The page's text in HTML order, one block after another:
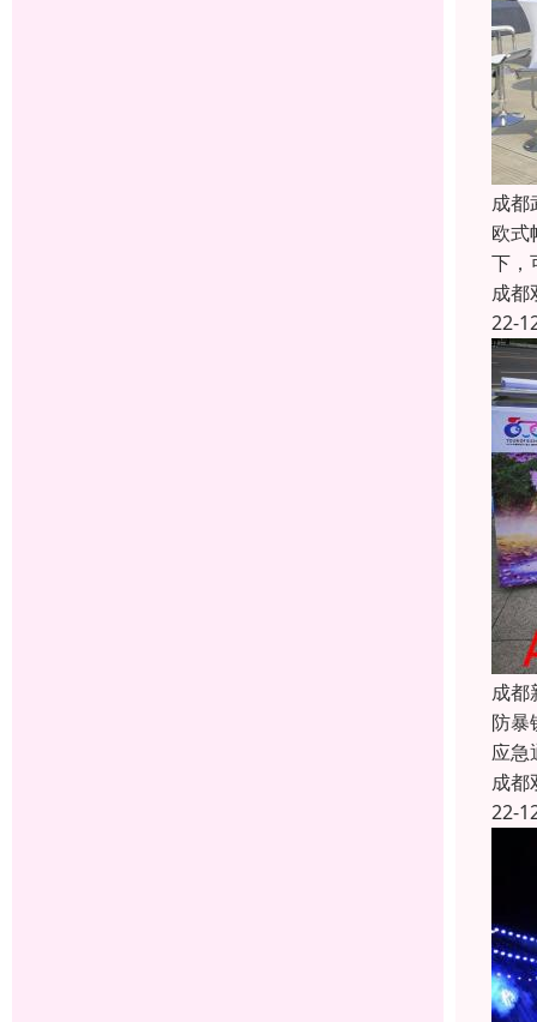
成都
欧式
下，
成都
22-
成都
防暴
应急
成都
22-